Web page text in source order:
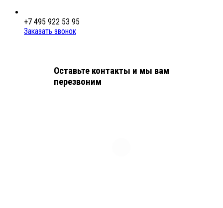
+7 495 922 53 95
Заказать звонок
Оставьте контакты и мы вам
перезвоним